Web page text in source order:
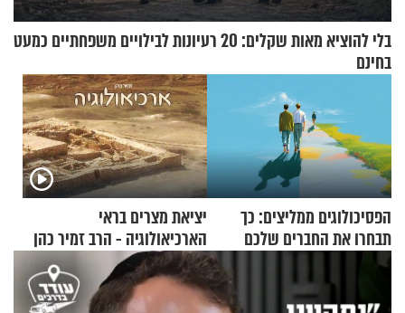
בלי להוציא מאות שקלים: 20 רעיונות לבילויים משפחתיים כמעט
בחינם
הפסיכולוגים ממליצים: כך
תבחרו את החברים שלכם
בחיים
יציאת מצרים בראי
הארכיאולוגיה - הרב זמיר כהן